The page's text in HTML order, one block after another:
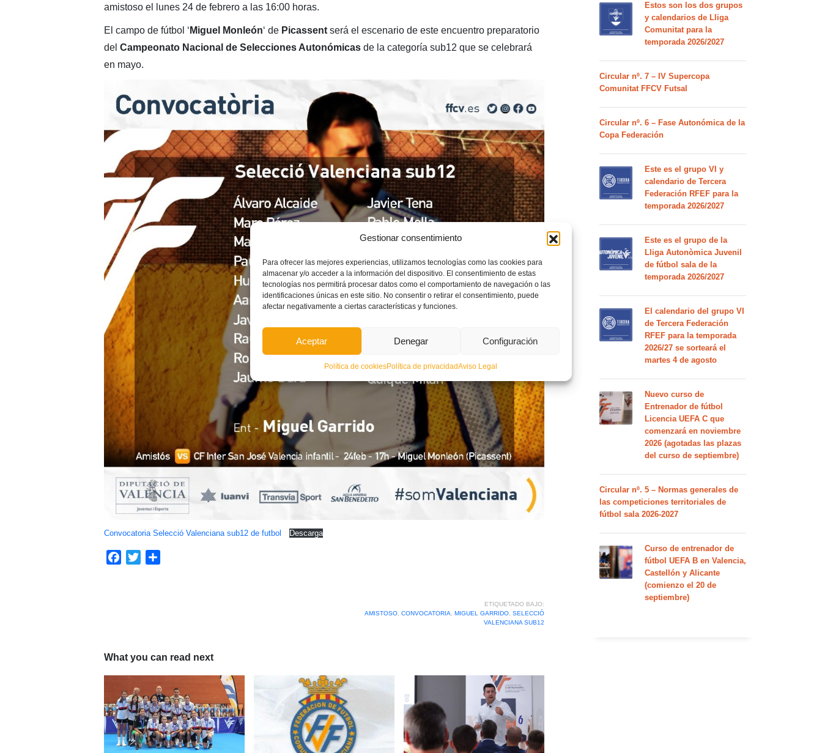
Gestionar consentimiento
Para ofrecer las mejores experiencias, utilizamos tecnologías como las cookies para
almacenar y/o acceder a la información del dispositivo. El consentimiento de estas
tecnologías nos permitirá procesar datos como el comportamiento de navegación o las
identificaciones únicas en este sitio. No consentir o retirar el consentimiento, puede
afectar negativamente a ciertas características y funciones.
Aceptar Denegar Configuración
Política de cookiesPolítica de privacidadAviso Legal
amistoso el lunes 24 de febrero a las 16:00 horas.
El campo de fútbol ‘ Miguel Monleón‘ de Picassentserá el escenario de este encuentro preparatorio
del Campeonato Nacional de Selecciones Autonómicas de la categoría sub12 que se celebrará
en mayo.
Convocatoria Selecció Valenciana sub12 de futbol Descarga
Facebook
Twitter
ETIQUETADO BAJO:
AMISTOSO, CONVOCATORIA MIGUEL GARRIDO, SELECCIÓ
VALENCIANA SUB12
What you can read next
Estos son los dos grupos
y calendarios de Lliga
Comunitat para la
temporada 2026/2027
Circular nº. 7 – IV Supercopa
Comunitat FFCV Futsal
Circular nº. 6 – Fase Autonómica de la
Copa Federación
Este es el grupo VI y
calendario de Tercera
Federación RFEF para la
temporada 2026/2027
Este es el grupo de la
Lliga Autonòmica Juvenil
de fútbol sala de la
temporada 2026/2027
El calendario del grupo VI
de Tercera Federación
RFEF para la temporada
2026/27 se sorteará el
martes 4 de agosto
Nuevo curso de
Entrenador de fútbol
Licencia UEFA C que
comenzará en noviembre
2026 (agotadas las plazas
del curso de septiembre)
Circular nº. 5 – Normas generales de
las competiciones territoriales de
fútbol sala 2026-2027
Curso de entrenador de
fútbol UEFA B en Valencia,
Castellón y Alicante
(comienzo el 20 de
septiembre)